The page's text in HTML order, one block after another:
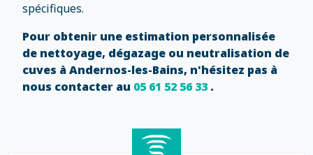
spécifiques.
Pour obtenir une estimation personnalisée
de nettoyage, dégazage ou neutralisation de
cuves à Andernos-les-Bains, n'hésitez pas à
nous contacter au 05 61 52 56 33 .